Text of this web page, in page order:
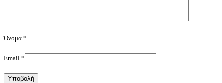
Όνομα *
Email *